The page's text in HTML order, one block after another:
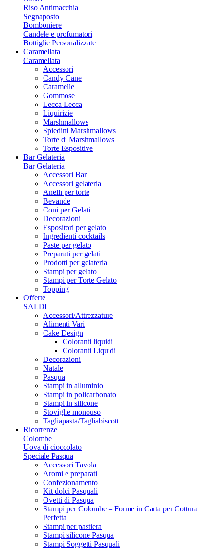
Riso Antimacchia
Segnaposto
Bomboniere
Candele e profumatori
Bottiglie Personalizzate
Caramellata
Caramellata
Accessori
Candy Cane
Caramelle
Gommose
Lecca Lecca
Liquirizie
Marshmallows
Spiedini Marshmallows
Torte di Marshmallows
Torte Espositive
Bar Gelateria
Bar Gelateria
Accessori Bar
Accessori gelateria
Anelli per torte
Bevande
Coni per Gelati
Decorazioni
Espositori per gelato
Ingredienti cocktails
Paste per gelato
Preparati per gelati
Prodotti per gelateria
Stampi per gelato
Stampi per Torte Gelato
Topping
Offerte
SALDI
Accessori/Attrezzature
Alimenti Vari
Cake Design
Coloranti liquidi
Coloranti Liquidi
Decorazioni
Natale
Pasqua
Stampi in alluminio
Stampi in policarbonato
Stampi in silicone
Stoviglie monouso
Tagliapasta/Tagliabiscott
Ricorrenze
Colombe
Uova di cioccolato
Speciale Pasqua
Accessori Tavola
Aromi e preparati
Confezionamento
Kit dolci Pasquali
Ovetti di Pasqua
Stampi per Colombe – Forme in Carta per Cottura
Perfetta
Stampi per pastiera
Stampi silicone Pasqua
Stampi Soggetti Pasquali